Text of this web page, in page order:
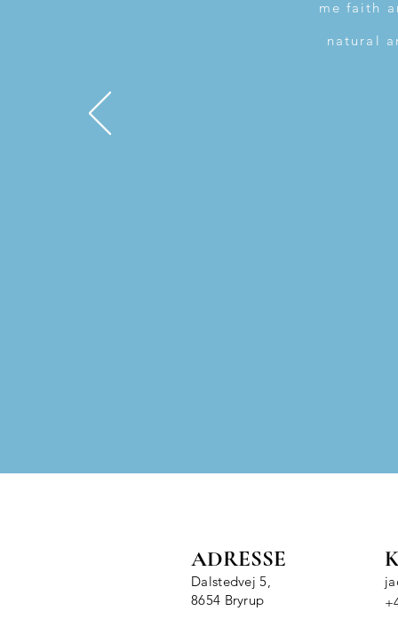
me faith
natural
ADRESSE
Dalstedvej 5,
8654 Bryrup